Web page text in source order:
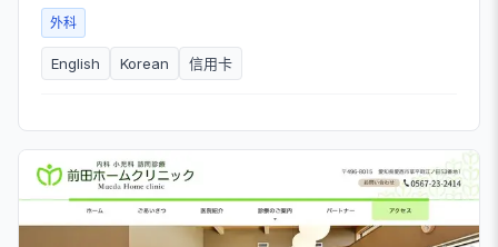
外科
English Korean 信用卡